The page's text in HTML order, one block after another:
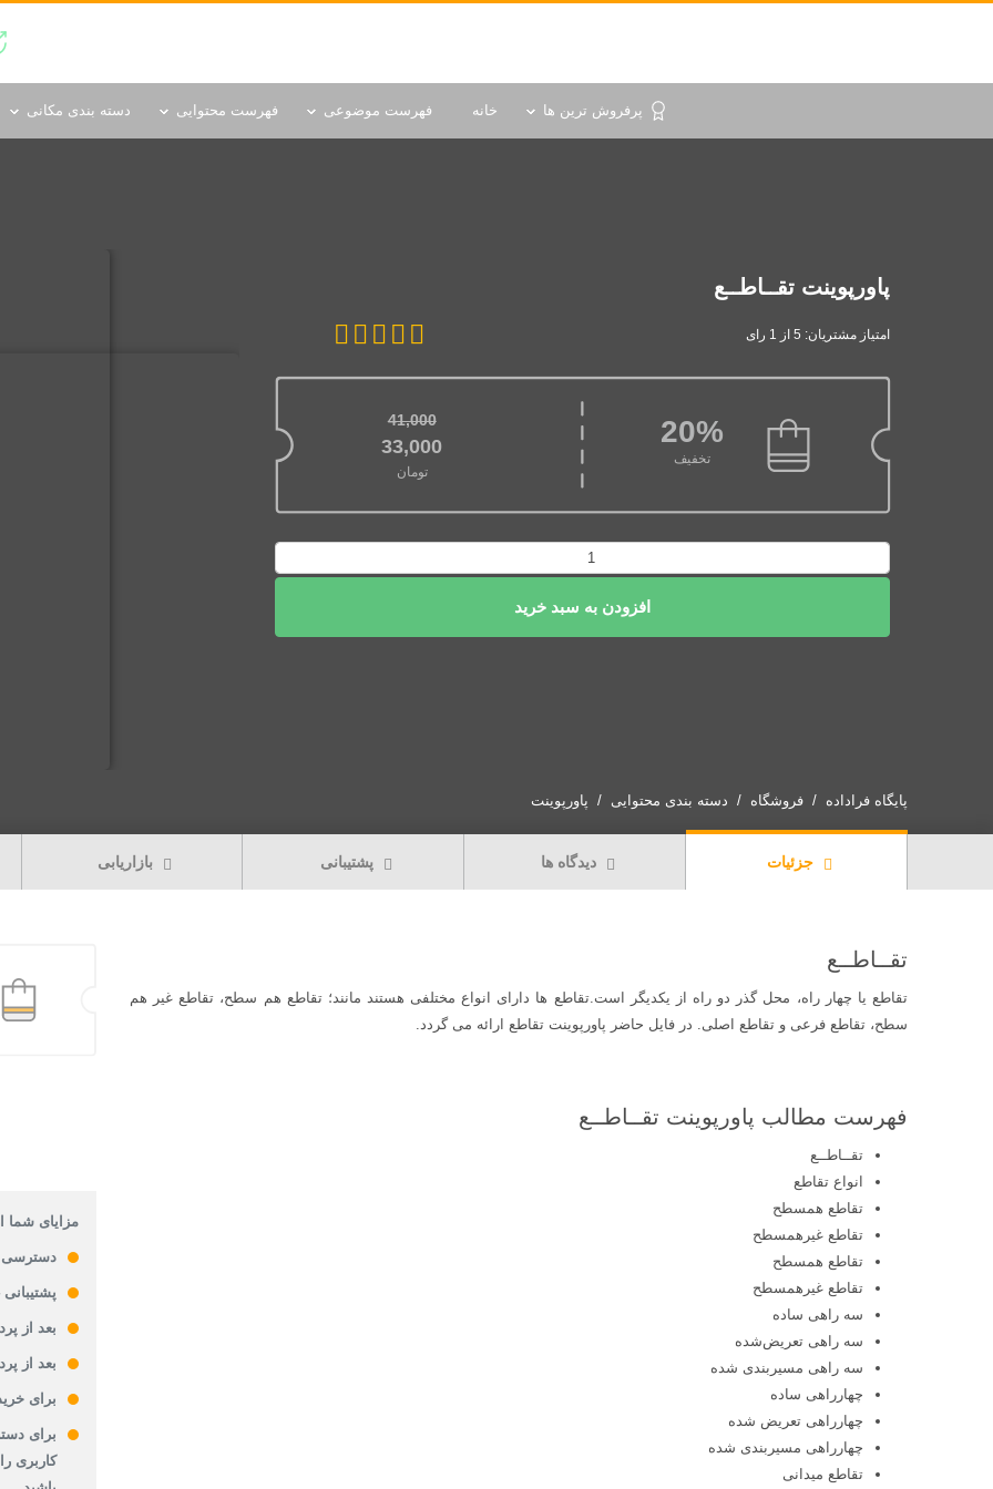
پرفروش ترین ها خانه فهرست موضوعی فهرست محتوایی دسته بندی مکانی
پاورپوینت تقــاطــع‌
امتیاز مشتریان: 5 از 1 رای
20%
تخفیف
41,000
قیمت اصلی: 41,000تومان بود.
33,000
تومان
تقــاطــع‌
افزودن به سبد خرید
پایگاه فراداده فروشگاه دسته بندی محتوایی پاورپوینت
جزئیات دیدگاه ها پشتیبانی بازاریابی
تقــاطــع‌
تقاطع یا چهار راه، محل گذر دو راه از یکدیگر است.تقاطع ها دارای انواع مختلفی هستند مانند؛ تقاطع هم سطح، تقاطع غیر هم
سطح، تقاطع فرعی و تقاطع اصلی. در فایل حاضر پاورپوینت تقاطع ارائه می گردد.
فهرست مطالب پاورپوینت تقــاطــع‌
تقــاطــع‌
انواع تقاطع
تقاطع همسطح
تقاطع غیرهمسطح
تقاطع همسطح
تقاطع غیرهمسطح
سه راهی ساده
سه راهی تعریض‌شده
سه راهی مسیربندی شده
چهارراهی ساده
چهارراهی تعریض شده
چهارراهی مسیربندی شده
تقاطع میدانی
مزایای شما
پشتیبانی 24 ساعته
بعد از
بعد از
برای
برای
کاربری